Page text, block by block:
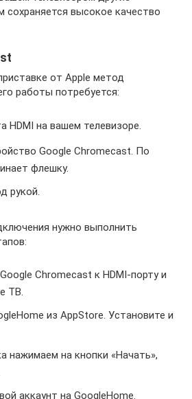
сохраняется высокое качество
от Apple метод
работы потребуется:
HDMI на вашем телевизоре.
Google Chromecast. По
флешку.
рукой.
нужно выполнить
Chromecast к HDMI-порту и
ТВ.
из AppStore. Установите и
нажимаем на кнопки «Начать»,
аккаунт на GoogleHome.